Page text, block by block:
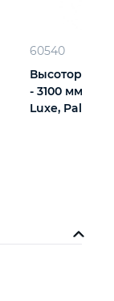
60540
Высоторез
- 3100 мм,
Luxe, Palisad